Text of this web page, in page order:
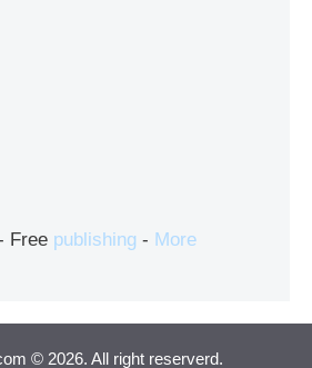
Free publishing - More
© 2026. All right reserverd.